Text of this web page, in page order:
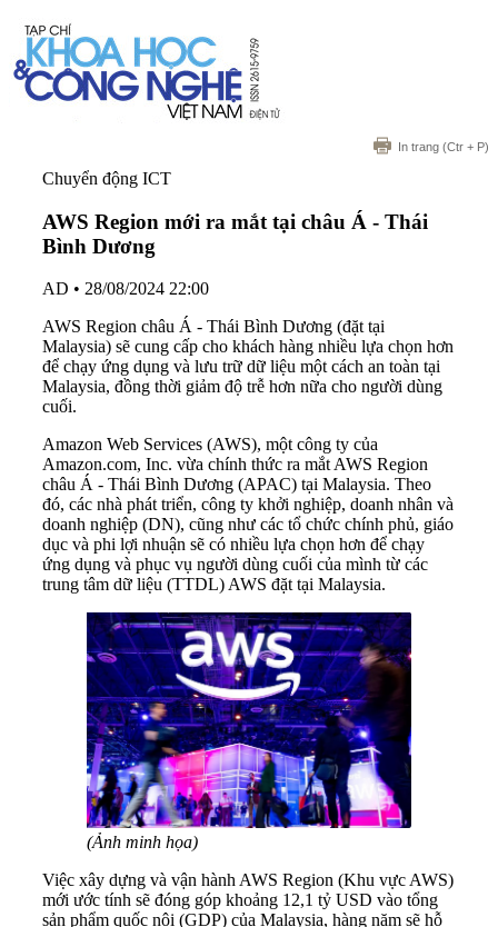
In trang (Ctr + P)
Chuyển động ICT
AWS Region mới ra mắt tại châu Á - Thái
Bình Dương
AD • 28/08/2024 22:00
AWS Region châu Á - Thái Bình Dương (đặt tại
Malaysia) sẽ cung cấp cho khách hàng nhiều lựa chọn hơn
để chạy ứng dụng và lưu trữ dữ liệu một cách an toàn tại
Malaysia, đồng thời giảm độ trễ hơn nữa cho người dùng
cuối.
Amazon Web Services (AWS), một công ty của
Amazon.com, Inc. vừa chính thức ra mắt AWS Region
châu Á - Thái Bình Dương (APAC) tại Malaysia. Theo
đó, các nhà phát triển, công ty khởi nghiệp, doanh nhân và
doanh nghiệp (DN), cũng như các tổ chức chính phủ, giáo
dục và phi lợi nhuận sẽ có nhiều lựa chọn hơn để chạy
ứng dụng và phục vụ người dùng cuối của mình từ các
trung tâm dữ liệu (TTDL) AWS đặt tại Malaysia.
(Ảnh minh họa)
Việc xây dựng và vận hành AWS Region (Khu vực AWS)
mới ước tính sẽ đóng góp khoảng 12,1 tỷ USD vào tổng
sản phẩm quốc nội (GDP) của Malaysia, hàng năm sẽ hỗ